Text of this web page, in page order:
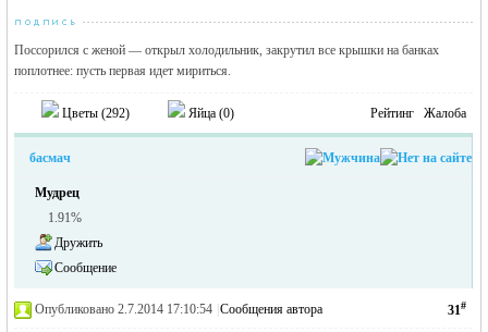
Поссорился с женой — открыл холодильник, закрутил все крышки на банках
поплотнее: пусть первая идет мириться.
Цветы (292) Яйца (0) Рейтинг Жалоба
басмач
Мудрец
1.91%
Дружить
Сообщение
31#
Опубликовано 2.7.2014 17:10:54 Сообщения автора